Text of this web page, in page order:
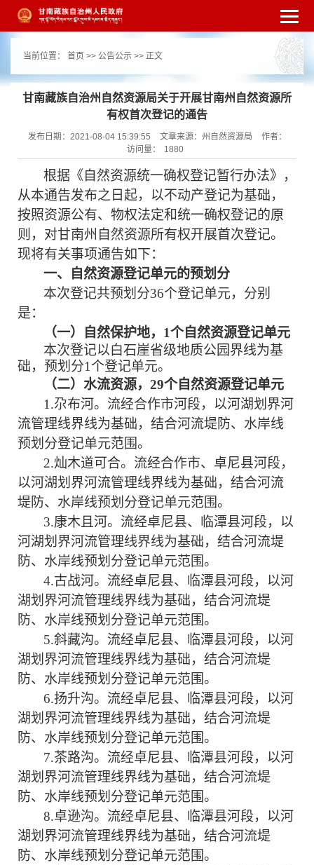
网站无障
碍 打开适老化模式 登录
当前位置： 首页 >> 公告公示>> 正文
甘南藏族自治州自然资源局关于开展甘南州自然资源所
有权首次登记的通告
发布日期：2021-08-04 15:39:55 文章来源：州自然资源局
作者：
访问量：
1880
根据《自然资源统一确权登记暂行办法》，
从本通告发布之日起，以不动产登记为基础，
按照资源公有、物权法定和统一确权登记的原
则，对甘南州自然资源所有权开展首次登记。
现将有关事项通告如下：
一、自然资源登记单元的预划分
本次登记共预划分36个登记单元，分别
是：
（一）
自然保护地， 1个自然资源登记单元
本次登记以白石崖省级地质公园界线为基
础，预划分1个登记单元。
（二）水流资源， 29个自然资源登记单元
1.尕布河。流经合作市河段，以河湖划界河
流管理线界线为基础，结合河流堤防、水岸线
预划分登记单元范围。
2.灿木道可合。流经合作市、卓尼县河段，
以河湖划界河流管理线界线为基础，结合河流
堤防、水岸线预划分登记单元范围。
3.康木且河。流经卓尼县、临潭县河段，以
河湖划界河流管理线界线为基础，结合河流堤
防、水岸线预划分登记单元范围。
4.古战河。流经卓尼县、临潭县河段，以河
湖划界河流管理线界线为基础，结合河流堤
防、水岸线预划分登记单元范围。
5.斜藏沟。流经卓尼县、临潭县河段，以河
湖划界河流管理线界线为基础，结合河流堤
防、水岸线预划分登记单元范围。
6.扬升沟。流经卓尼县、临潭县河段，以河
湖划界河流管理线界线为基础，结合河流堤
防、水岸线预划分登记单元范围。
7.茶路沟。流经卓尼县、临潭县河段，以河
湖划界河流管理线界线为基础，结合河流堤
防、水岸线预划分登记单元范围。
8.卓逊沟。流经卓尼县、临潭县河段，以河
湖划界河流管理线界线为基础，结合河流堤
防、水岸线预划分登记单元范围。